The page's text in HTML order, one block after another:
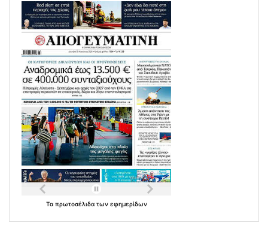
Τα πρωτοσέλιδα των εφημερίδων